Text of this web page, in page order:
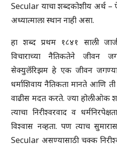
Secular याचा शब्दकोशीय अर्थ –
अध्यात्माला स्थान नाही असा.
हा शब्द प्रथम १८४१ साली
विचाराच्या नैतिकतेने जीवन
सेक्युलॅरिझम हे एक जीवन
धर्माशिवाय नैतिकता मानते आणि ती
वाढीस मदत करते. ज्या होलीओक
त्याचा निरीश्वरवाद व
विश्वास नव्हता. पण त्याच
Secular असण्यासाठी चक्क